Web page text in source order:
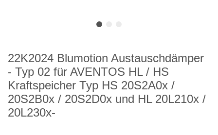
22K2024 Blumotion Austauschdämper
- Typ 02 für AVENTOS HL / HS
Kraftspeicher Typ HS 20S2A0x /
20S2B0x / 20S2D0x und HL 20L210x /
20L230x-